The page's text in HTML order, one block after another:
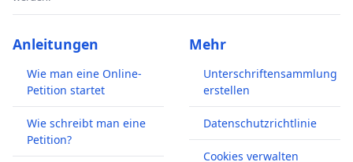
Anleitungen
Wie man eine Online-
Petition startet
Wie schreibt man eine
Petition?
Mehr
Unterschriftensammlung
erstellen
Datenschutzrichtlinie
Cookies verwalten